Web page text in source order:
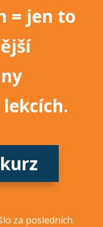
= jen to
za posledních